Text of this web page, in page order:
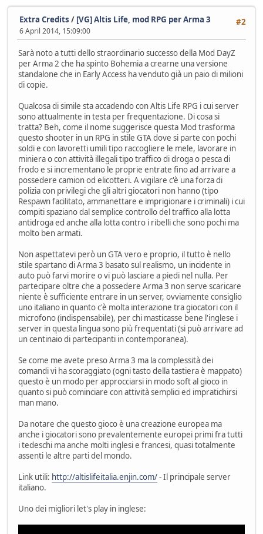
#2
Extra Credits / [VG] Altis Life, mod RPG per Arma 3
6 April 2014, 15:09:00
Sarà noto a tutti dello straordinario successo della Mod DayZ
per Arma 2 che ha spinto Bohemia a crearne una versione
standalone che in Early Access ha venduto già un paio di milioni
di copie.
Qualcosa di simile sta accadendo con Altis Life RPG i cui server
sono attualmente in testa per frequentazione. Di cosa si
tratta? Beh, come il nome suggerisce questa Mod trasforma
questo shooter in un RPG in stile GTA dove si parte con pochi
soldi e con lavoretti umili tipo raccogliere le mele, lavorare in
miniera o con attività illegali tipo traffico di droga o pesca di
frodo e si incrementano le proprie entrate fino ad arrivare a
possedere camion od elicotteri. A vigilare c'è una forza di
polizia con privilegi che gli altri giocatori non hanno (tipo
Respawn facilitato, ammanettare e imprigionare i criminali) i cui
compiti spaziano dal semplice controllo del traffico alla lotta
antidroga ed anche alla lotta contro i ribelli che sono pochi ma
molto ben armati.
Non aspettatevi però un GTA vero e proprio, il tutto è nello
stile spartano di Arma 3 basato sul realismo, un incidente in
auto può farvi morire o vi può lasciare a piedi nel nulla. Per
partecipare oltre che a possedere Arma 3 non serve scaricare
niente è sufficiente entrare in un server, ovviamente consiglio
uno italiano in quanto c'è molta interazione tra giocatori con il
microfono (indispensabile), per chi masticasse bene l'inglese i
server in questa lingua sono più frequentati (si può arrivare ad
un centinaio di partecipanti in contemporanea).
Se come me avete preso Arma 3 ma la complessità dei
comandi vi ha scoraggiato (ogni tasto della tastiera è mappato)
questo è un modo per approcciarsi in modo soft al gioco in
quanto si può cominciare con attività semplici ed impratichirsi
man mano.
Da notare che questo gioco è una creazione europea ma
anche i giocatori sono prevalentemente europei primi fra tutti
i tedeschi ma anche molti inglesi e francesi, quasi totalmente
assenti le altre parti del mondo.
Link utili: http://altislifeitalia.enjin.com/- Il principale server
italiano.
Uno dei migliori let's play in inglese: